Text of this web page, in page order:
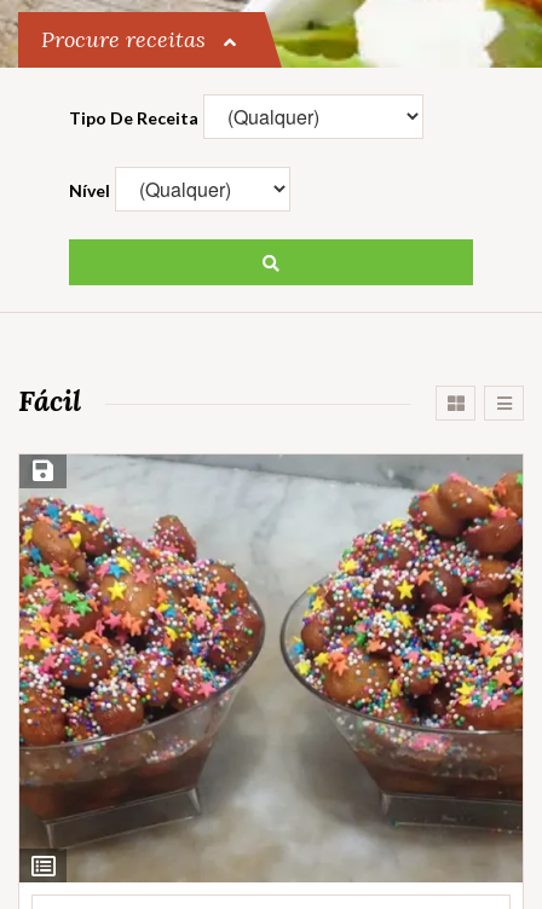
Procure receitas
Tipo De Receita
Nível
Fácil
Ver
Ingredientes
Salvar Receita